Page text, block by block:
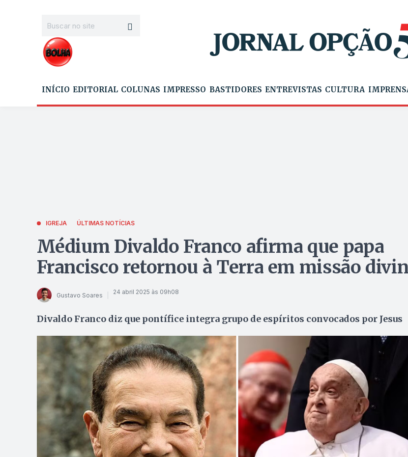
INÍCIO EDITORIAL COLUNAS IMPRESSO BASTIDORES ENTREVISTAS CULTURA
IGREJA ÚLTIMAS NOTÍCIAS
Médium Divaldo Franco afirma que papa
Francisco retornou à Terra em missão
Gustavo Soares 24 abril 2025 às 09h08
Divaldo Franco diz que pontífice integra grupo de espíritos convocados por Jesus